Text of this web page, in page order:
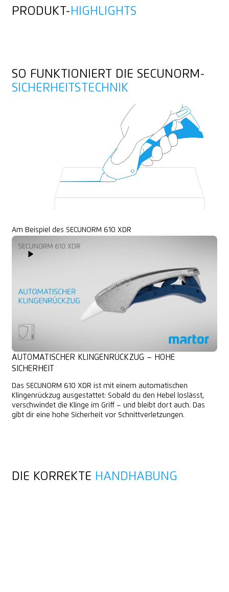
Öse zum Befestigen
Laminierte Folie
PRODUKT- HIGHLIGHTS
SO FUNKTIONIERT DIE SECUNORM-
SICHERHEITSTECHNIK
AUTOMATISCHER KLINGENRÜCKZUG – HOHE
SICHERHEIT
Das SECUNORM 610 XDR ist mit einem automatischen
Klingenrückzug ausgestattet: Sobald du den Hebel loslässt,
verschwindet die Klinge im Griff – und bleibt dort auch. Das
gibt dir eine hohe Sicherheit vor Schnittverletzungen.
Am Beispiel des SECUNORM 610 XDR
Play Video
DIE KORREKTE HANDHABUNG